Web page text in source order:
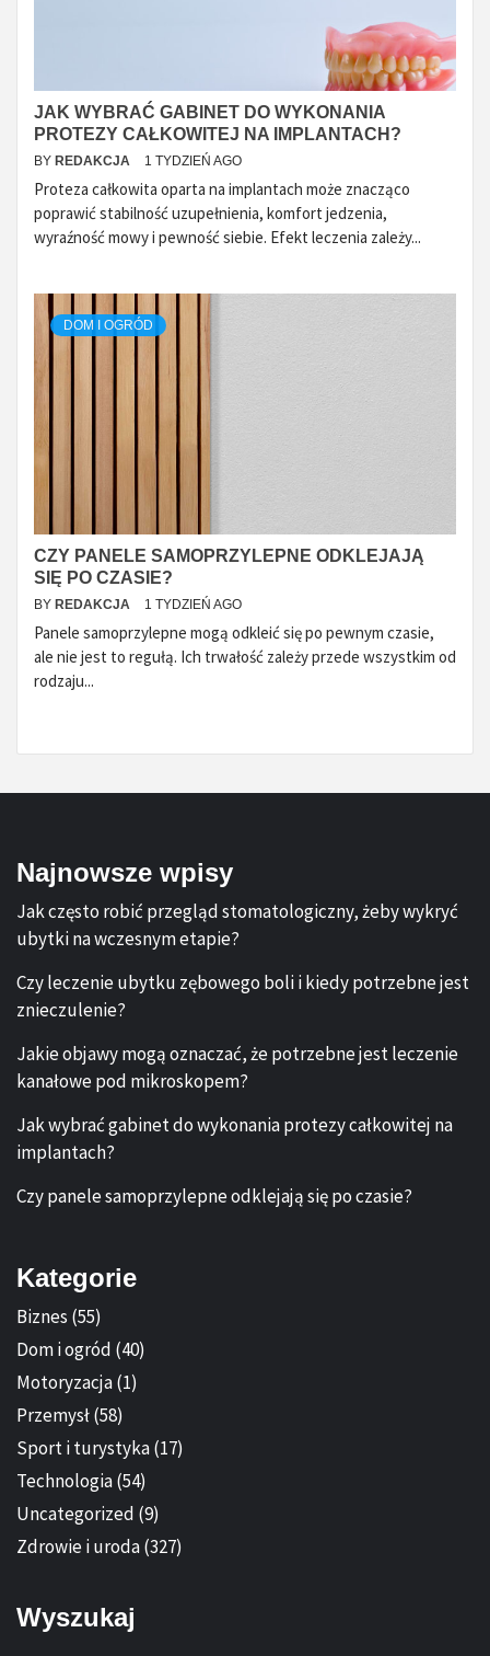
JAK WYBRAĆ GABINET DO WYKONANIA
PROTEZY CAŁKOWITEJ NA IMPLANTACH?
BY REDAKCJA 1 TYDZIEŃ AGO
Proteza całkowita oparta na implantach może znacząco
poprawić stabilność uzupełnienia, komfort jedzenia,
wyraźność mowy i pewność siebie. Efekt leczenia zależy...
DOM I OGRÓD
CZY PANELE SAMOPRZYLEPNE ODKLEJAJĄ
SIĘ PO CZASIE?
BY REDAKCJA 1 TYDZIEŃ AGO
Panele samoprzylepne mogą odkleić się po pewnym czasie,
ale nie jest to regułą. Ich trwałość zależy przede wszystkim od
rodzaju...
Najnowsze wpisy
Jak często robić przegląd stomatologiczny, żeby wykryć
ubytki na wczesnym etapie?
Czy leczenie ubytku zębowego boli i kiedy potrzebne jest
znieczulenie?
Jakie objawy mogą oznaczać, że potrzebne jest leczenie
kanałowe pod mikroskopem?
Jak wybrać gabinet do wykonania protezy całkowitej na
implantach?
Czy panele samoprzylepne odklejają się po czasie?
Kategorie
Biznes (55)
Dom i ogród (40)
Motoryzacja(1)
Przemysł(58)
Sport i turystyka(17)
Technologia(54)
Uncategorized (9)
Zdrowie i uroda(327)
Wyszukaj